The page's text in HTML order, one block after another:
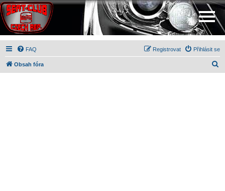
FAQ Přihlásit se
Registrovat
Obsah fóra